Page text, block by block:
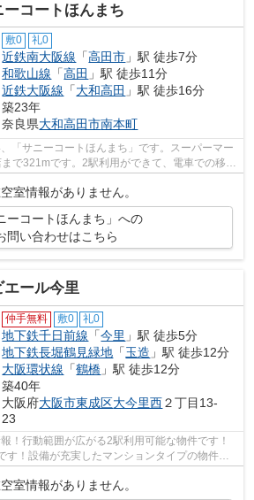
ーコートほんまち
敷0 礼0
近鉄南大阪線 「高田市 」駅 徒歩7分
和歌山線 「高田 」駅 徒歩11分
近鉄大阪線 「大和高田 」駅 徒歩16分
築23年
奈良県大和高田市南本町
「サニーコートほんまち」です。スーパーマー
で321mです。2駅利用ができて、電車での移動
室情報がありません。
ーコートほんまち」への
問い合わせはこちら
エール今里
仲手無料 敷0 礼0
地下鉄千日前線 「今里 」駅 徒歩5分
地下鉄長堀鶴見緑地 「玉造 」駅 徒歩12分
大阪環状線 「鶴橋 」駅 徒歩12分
築40年
大阪府大阪市東成区大今里西２丁目13-
23
！行動範囲が広がる2駅利用可能な物件です！
す！設備が充実したマンションタイプの物件！
室情報がありません。